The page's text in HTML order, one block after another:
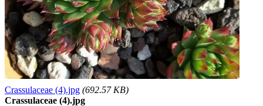
Crassulaceae (4).jpg (692.57 KB)
Crassulaceae (4).jpg